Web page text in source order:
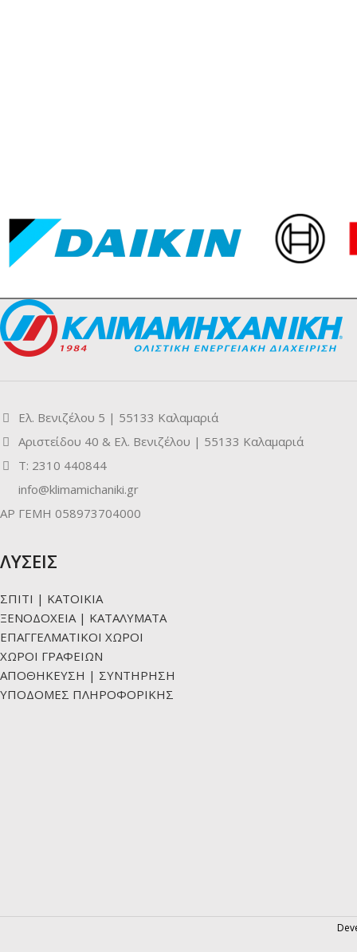
Ελ. Βενιζέλου 5 | 55133 Καλαμαριά
Αριστείδου 40 & Ελ. Βενιζέλου | 55133 Καλαμαριά
Τ: 2310 440844
info@klimamichaniki.gr
ΑΡ ΓΕΜΗ 058973704000
ΛΥΣΕΙΣ
ΣΠΙΤΙ | ΚΑΤΟΙΚΙΑ
ΞΕΝΟΔΟΧΕΙΑ | ΚΑΤΑΛΥΜΑΤΑ
ΕΠΑΓΓΕΛΜΑΤΙΚΟΙ ΧΩΡΟΙ
ΧΩΡΟΙ ΓΡΑΦΕΙΩΝ
ΑΠΟΘΗΚΕΥΣΗ | ΣΥΝΤΗΡΗΣΗ
ΥΠΟΔΟΜΕΣ ΠΛΗΡΟΦΟΡΙΚΗΣ